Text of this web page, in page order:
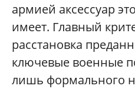
армией аксессуар
имеет. Главный
расстановка
ключевые военные
лишь формального